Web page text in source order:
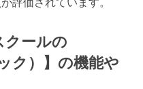
クールの
ク）】の機能や